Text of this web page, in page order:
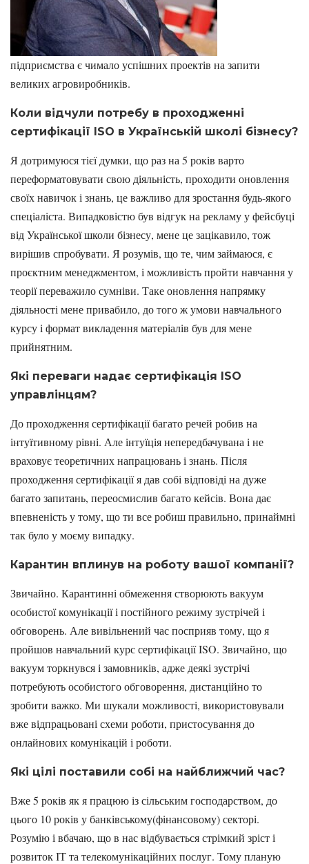
підприємства є чимало успішних проектів на запити
великих агровиробників.
Коли відчули потребу в проходженні
сертифікації ISO в Українській школі бізнесу?
Я дотримуюся тієї думки, що раз на 5 років варто
переформатовувати свою діяльність, проходити оновлення
своїх навичок і знань, це важливо для зростання будь-якого
спеціаліста. Випадковістю був відгук на рекламу у фейсбуці
від Української школи бізнесу, мене це зацікавило, тож
вирішив спробувати. Я розумів, що те, чим займаюся, є
проєктним менеджментом, і можливість пройти навчання у
теорії переважило сумніви. Таке оновлення напрямку
діяльності мене привабило, до того ж умови навчального
курсу і формат викладення матеріалів був для мене
прийнятним.
Які переваги надає сертифікація ISO
управлінцям?
До проходження сертифікації багато речей робив на
інтуїтивному рівні. Але інтуїція непередбачувана і не
враховує теоретичних напрацювань і знань. Після
проходження сертифікації я дав собі відповіді на дуже
багато запитань, переосмислив багато кейсів. Вона дає
впевненість у тому, що ти все робиш правильно, принаймні
так було у моєму випадку.
Карантин вплинув на роботу вашої компанії?
Звичайно. Карантинні обмеження створюють вакуум
особистої комунікації і постійного режиму зустрічей і
обговорень. Але вивільнений час посприяв тому, що я
пройшов навчальний курс сертифікації ISO. Звичайно, що
вакуум торкнувся і замовників, адже деякі зустрічі
потребують особистого обговорення, дистанційно то
зробити важко. Ми шукали можливості, використовували
вже відпрацьовані схеми роботи, пристосування до
онлайнових комунікацій і роботи.
Які цілі поставили собі на найближчий час?
Вже 5 років як я працюю із сільським господарством, до
цього 10 років у банківському(фінансовому) секторі.
Розумію і вбачаю, що в нас відбувається стрімкий зріст і
розвиток ІТ та телекомунікаційних послуг. Тому планую